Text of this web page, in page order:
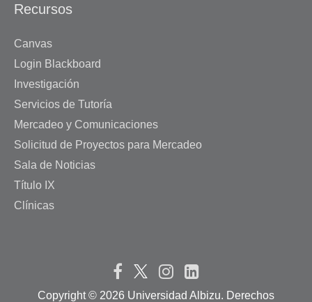
Recursos
Canvas
Login Blackboard
Investigación
Servicios de Tutoría
Mercadeo y Comunicaciones
Solicitud de Proyectos para Mercadeo
Sala de Noticias
Título IX
Clínicas
Copyright © 2026 Universidad Albizu. Derechos